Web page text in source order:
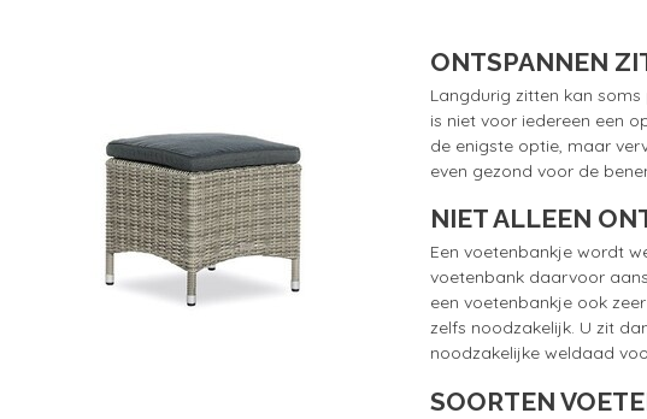
ONTSPANNEN
Langdurig zitten kan
is niet voor iedereen een
de enigste optie, maar
even gezond voor de
NIET ALLEEN
Een voetenbankje wordt
voetenbank daarvoor
een voetenbankje ook
zelfs noodzakelijk. U zit
noodzakelijke weldaad
SOORTEN